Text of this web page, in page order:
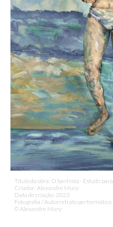
Título da obra: O banhista - Estudo para
Criador: Alexandre Mury
Data de criação: 2023
Fotografia / Autorretrato performático
© Alexandre Mury